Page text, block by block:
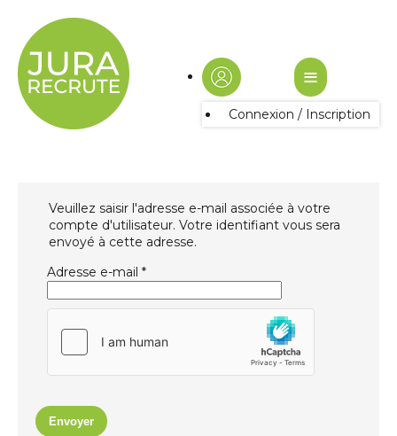
≡
Connexion / Inscription
Veuillez saisir l'adresse e-mail associée à votre
compte d'utilisateur. Votre identifiant vous sera
envoyé à cette adresse.
Adresse e-mail *
Envoyer